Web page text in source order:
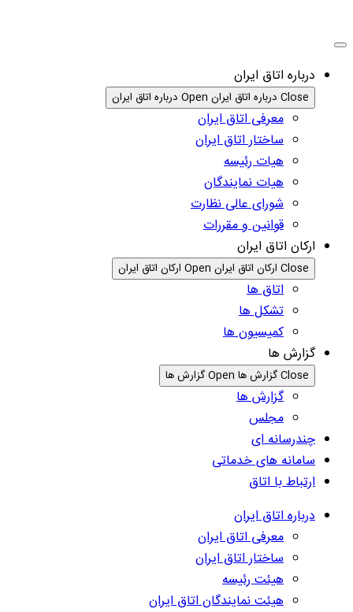
درباره اتاق ایران
Close درباره اتاق ایران Open درباره اتاق ایران
معرفی اتاق ایران
ساختار اتاق ایران
هیات رئیسه
هیات نمایندگان
شورای عالی نظارت
قوانین و مقررات
ارکان اتاق ایران
Close ارکان اتاق ایران Open ارکان اتاق ایران
اتاق ها
تشکل ها
کمیسیون ها
گزارش ها
Close گزارش ها Open گزارش ها
گزارش ها
مجلس
چندرسانه ای
سامانه های خدماتی
ارتباط با اتاق
درباره اتاق ایران
معرفی اتاق ایران
ساختار اتاق ایران
هیئت رئیسه
هیئت نمایندگان اتاق ایران